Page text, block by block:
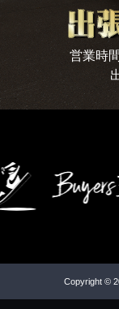
営業時
Copyright ©